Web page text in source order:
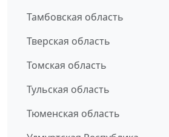
Тамбовская область
Тверская область
Томская область
Тульская область
Тюменская область